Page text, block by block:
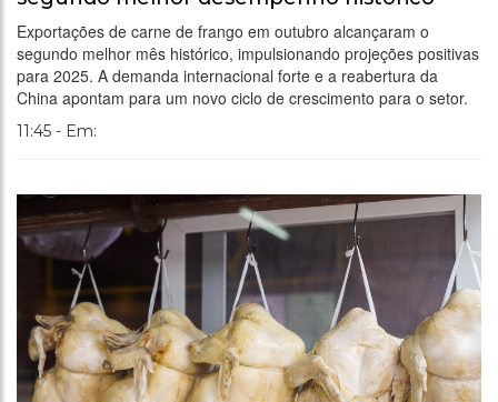
Exportações de carne de frango em outubro alcançaram o
segundo melhor mês histórico, impulsionando projeções positivas
para 2025. A demanda internacional forte e a reabertura da
China apontam para um novo ciclo de crescimento para o setor.
11:45 - Em: